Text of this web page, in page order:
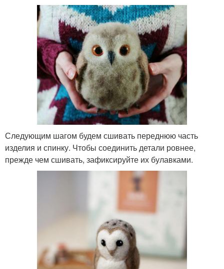
Следующим шагом будем сшивать переднюю часть
изделия и спинку. Чтобы соединить детали ровнее,
прежде чем сшивать, зафиксируйте их булавками.